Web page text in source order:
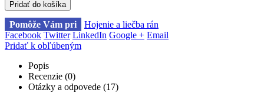
Pridať do košíka
Pomôže Vám pri
Hojenie a liečba rán
Facebook Twitter LinkedIn Google + Email
Pridať k obľúbeným
Popis
Recenzie (0)
Otázky a odpovede (17)